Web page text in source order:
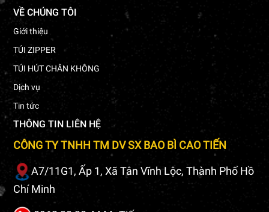
VỀ CHÚNG TÔI
Giới thiệu
TÚI ZIPPER
TÚI HÚT CHÂN KHÔNG
Dịch vụ
Tin tức
THÔNG TIN LIÊN HỆ
CÔNG TY TNHH TM DV SX BAO BÌ CAO TIẾN
A7/11G1, Ấp 1, Xã Tân Vĩnh Lộc, Thành Phố Hồ
Chí Minh